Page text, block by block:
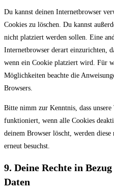
Du kannst deinen Internetbrowser
Cookies zu löschen. Du kannst
nicht platziert werden sollen. Eine
Internetbrowser derart einzurichten,
wenn ein Cookie platziert wird. Für
Möglichkeiten beachte die
Browsers.
Bitte nimm zur Kenntnis, dass
funktioniert, wenn alle Cookies
deinem Browser löscht, werden
erneut besuchst.
9. Deine Rechte in
Daten